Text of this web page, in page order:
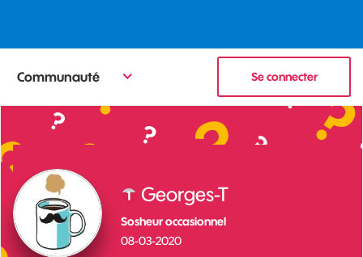
Communauté Se connecter
Georges-T
Sosheur occasionnel
‎08-03-2020